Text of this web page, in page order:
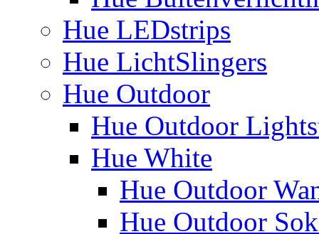
Hue LEDstrips
Hue LichtSlingers
Hue Outdoor
Hue Outdoor
Hue White
Hue Outdoor
Hue Outdoor